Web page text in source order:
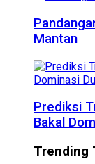
Mantan
Prediksi
Bakal
Trending